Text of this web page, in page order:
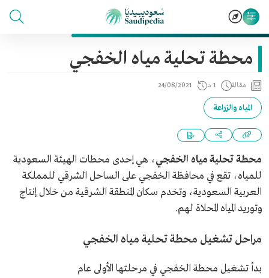
محطة تحلية مياه الخفجي
مقالة 1 د 24/08/2021
المياه والزراعة
محطة تحلية مياه الخفجي، هي إحدى محطات الهيئة السعودية
للمياه، تقع في محافظة الخفجي على الساحل الشرقي للمملكة
العربية السعودية، وتخدم سكان المنطقة الشرقية من خلال إنتاج
وتوريد المياه المحلاة لهم.
مراحل تشغيل محطة تحلية مياه الخفجي
بدأ تشغيل محطة الخفجي في مرحلتها الأولى عام